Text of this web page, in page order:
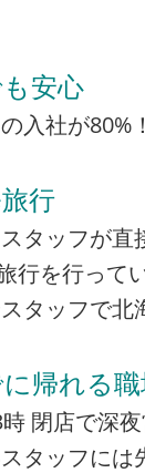
安心
入社が
行
スタッフが
行を行って
タッフで
帰れる
時 閉店で深
タッフに